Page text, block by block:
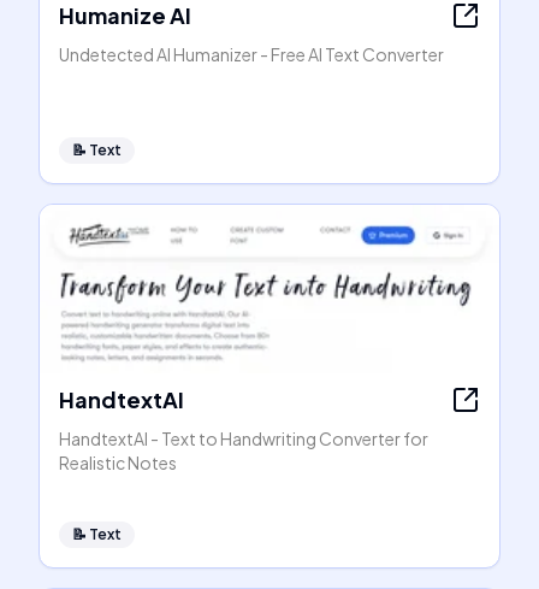
Humanize AI
Undetected AI Humanizer - Free AI Text Converter
📝 Text
HandtextAI
HandtextAI - Text to Handwriting Converter for
Realistic Notes
📝 Text